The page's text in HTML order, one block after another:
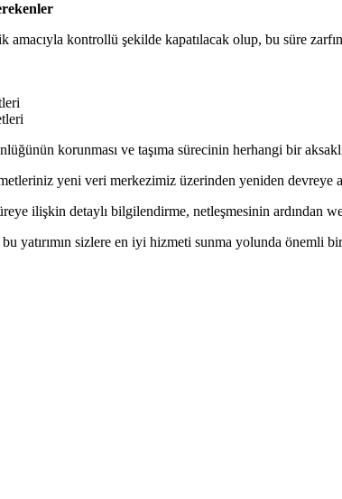
amacıyla kontrollü şekilde kapatılacak olup, bu süre
korunması ve taşıma sürecinin herhangi bir
yeni veri merkezimiz üzerinden yeniden devreye
ilişkin detaylı bilgilendirme, netleşmesinin ardından
yatırımın sizlere en iyi hizmeti sunma yolunda önemli bir